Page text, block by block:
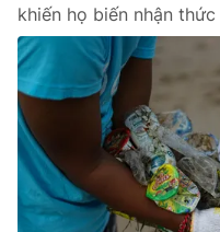
Liên hệ quảng cáo:024-
khiến họ biến nhận